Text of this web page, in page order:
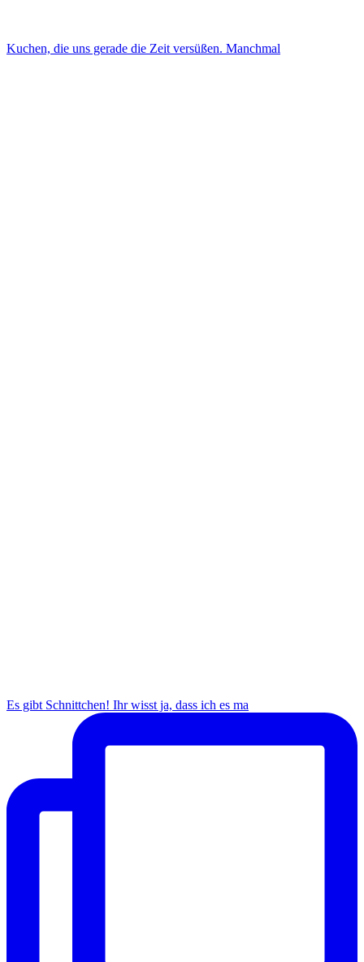
Kuchen, die uns gerade die Zeit versüßen. Manchmal
Es gibt Schnittchen! Ihr wisst ja, dass ich es ma